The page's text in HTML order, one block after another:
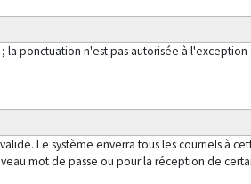
; la ponctuation n'est pas autorisée à
Le système enverra tous les courriels à
mot de passe ou pour la réception de